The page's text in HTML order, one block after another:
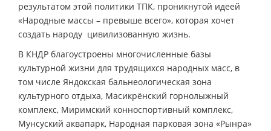
результатом этой политики ТПК, проникнутой идеей
«Народные массы – превыше всего», которая хочет
создать народу цивилизованную жизнь.
В КНДР благоустроены многочисленные базы
культурной жизни для трудящихся народных масс, в
том числе Яндокская бальнеологическая зона
культурного отдыха, Масикрёнский горнолыжный
комплекс, Миримский конноспортивный комплекс,
Мунсуский аквапарк, Народная парковая зона «Рынра»